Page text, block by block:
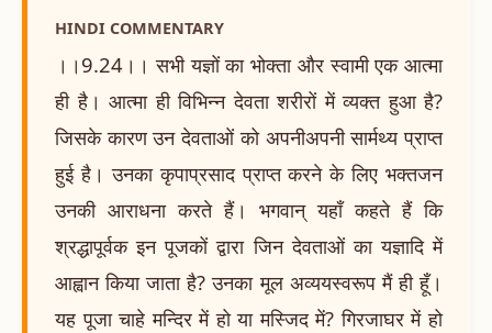
HINDI COMMENTARY
।।9.24।। सभी यज्ञों का भोक्ता और स्वामी एक आत्मा
ही है। आत्मा ही विभिन्न देवता शरीरों में व्यक्त हुआ है?
जिसके कारण उन देवताओं को अपनीअपनी सार्मथ्य प्राप्त
हुई है। उनका कृपाप्रसाद प्राप्त करने के लिए भक्तजन
उनकी आराधना करते हैं। भगवान् यहाँ कहते हैं कि
श्रद्धापूर्वक इन पूजकों द्वारा जिन देवताओं का यज्ञादि में
आह्वान किया जाता है? उनका मूल अव्ययस्वरूप मैं ही हूँ।
यह पूजा चाहे मन्दिर में हो या मस्जिद में? गिरजाघर में हो